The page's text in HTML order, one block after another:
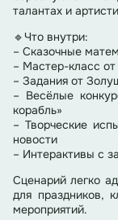
талантах и
🔹Что внутри:
– Сказочные
– Мастер-класс
– Задания от
– Весёлые
корабль»
– Творческие
новости
– Интерактивы с
Сценарий легко
для праздников,
мероприятий.